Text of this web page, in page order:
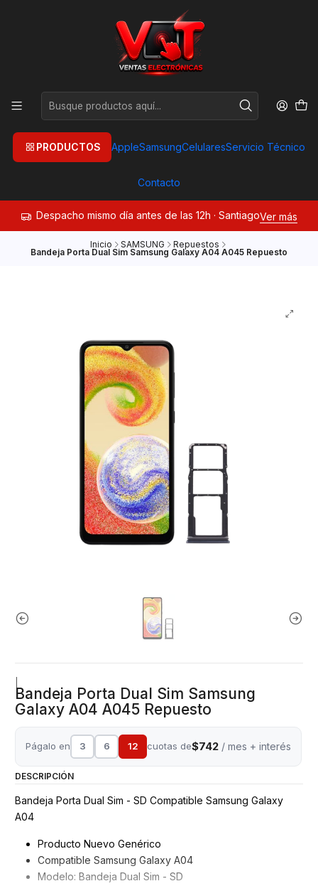
PRODUCTOS AppleSamsungCelularesServicio Técnico
Contacto
Despacho mismo día antes de las 12h · SantiagoVer más
Inicio SAMSUNG Repuestos
Bandeja Porta Dual Sim Samsung Galaxy A04 A045 Repuesto
Bandeja Porta Dual Sim Samsung
Galaxy A04 A045 Repuesto
Págalo en 3 6 12 cuotas de$742 / mes + interés
DESCRIPCIÓN
Bandeja Porta Dual Sim - SD Compatible Samsung Galaxy
A04
Producto Nuevo Genérico
Compatible Samsung Galaxy A04
Modelo: Bandeja Dual Sim - SD